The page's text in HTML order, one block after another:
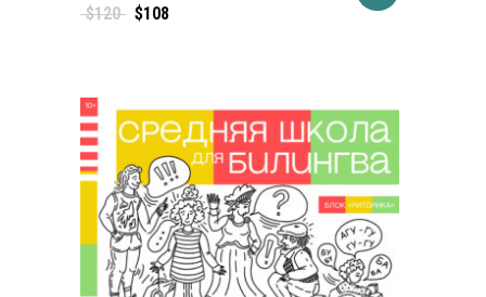
$120
Первоначальная
$108Текущая